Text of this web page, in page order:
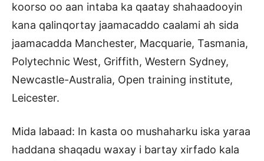
koorso oo aan intaba ka qaatay shahaadooyin
kana qalinqortay jaamacaddo caalami ah sida
jaamacadda Manchester, Macquarie, Tasmania,
Polytechnic West, Griffith, Western Sydney,
Newcastle-Australia, Open training institute,
Leicester.
Mida labaad: In kasta oo mushaharku iska yaraa
haddana shaqadu waxay i bartay xirfado kala